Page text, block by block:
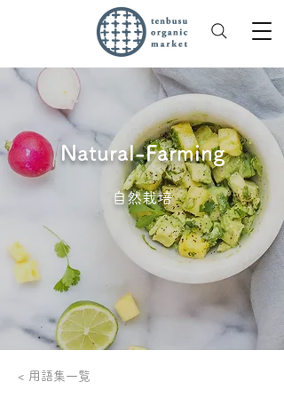
Natural-Farming
自然栽培
< 用語集一覧